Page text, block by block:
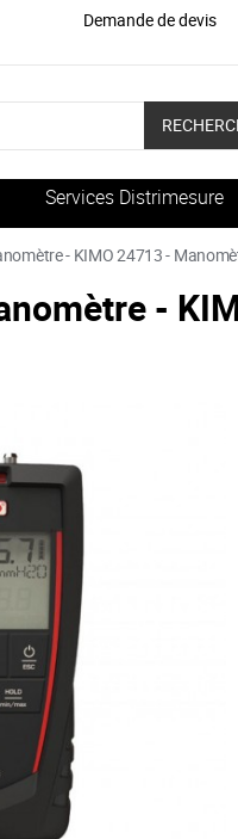
Demande de devis
Services Distrimesure
- KIMO 24713 -
-